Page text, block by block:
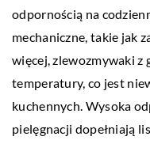
odpornością na
mechaniczne, takie jak
więcej, zlewozmywaki z
temperatury, co jest
kuchennych. Wysoka
pielęgnacji dopełniają